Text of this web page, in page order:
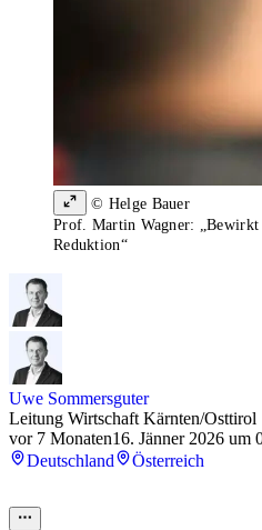
© Helge Bauer
Prof. Martin Wagner:
Reduktion“
Uwe Sommersguter
Leitung Wirtschaft Kärnten/Osttirol
vor 7 Monaten16. Jänner 2026 um
Deutschland
Österreich